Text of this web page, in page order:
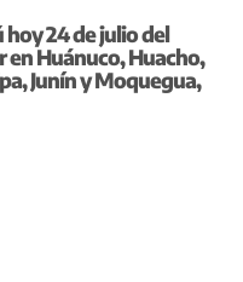
hoy 24 de julio del
en Huánuco, Huacho,
Junín y Moquegua,